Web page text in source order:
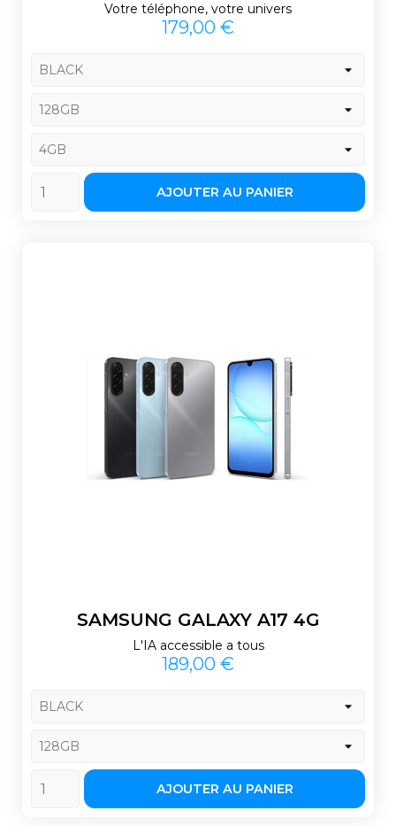
Votre téléphone, votre univers
Prix
179,00 €
AJOUTER AU PANIER
SAMSUNG GALAXY A17 4G
L'IA accessible a tous
Prix
189,00 €
AJOUTER AU PANIER